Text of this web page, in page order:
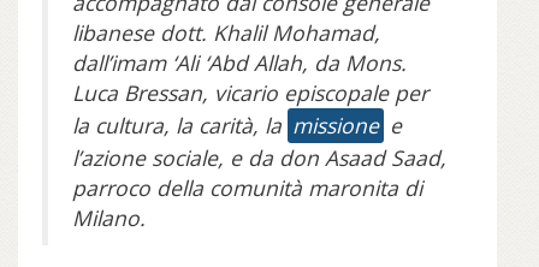
libanese dott. Khalil Mohamad,
dall’imam ‘Ali ‘Abd Allah, da Mons.
Luca Bressan, vicario episcopale per
la cultura, la carità, la missione e
l’azione sociale, e da don Asaad Saad,
parroco della comunità maronita di
Milano.